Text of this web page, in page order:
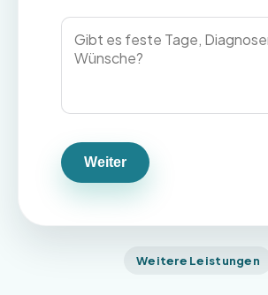
Weiter
Weitere Leistungen